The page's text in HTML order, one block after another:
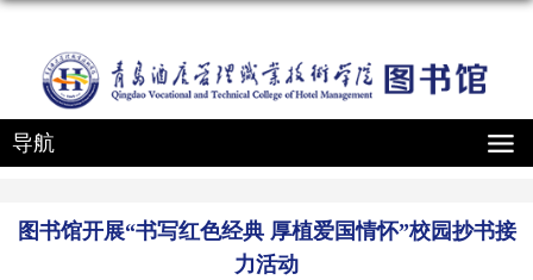
导航
图书馆开展“书写红色经典 厚植爱国情怀”校园抄书接
力活动